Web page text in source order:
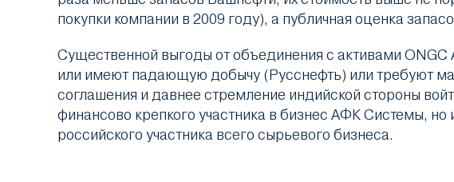
покупки компании в 2009 году), а публичная оценка
Существенной выгоды от объединения с активами ONGC
или имеют падающую добычу (Русснефть) или требуют
соглашения и давнее стремление индийской стороны
финансово крепкого участника в бизнес АФК Системы,
российского участника всего сырьевого бизнеса.